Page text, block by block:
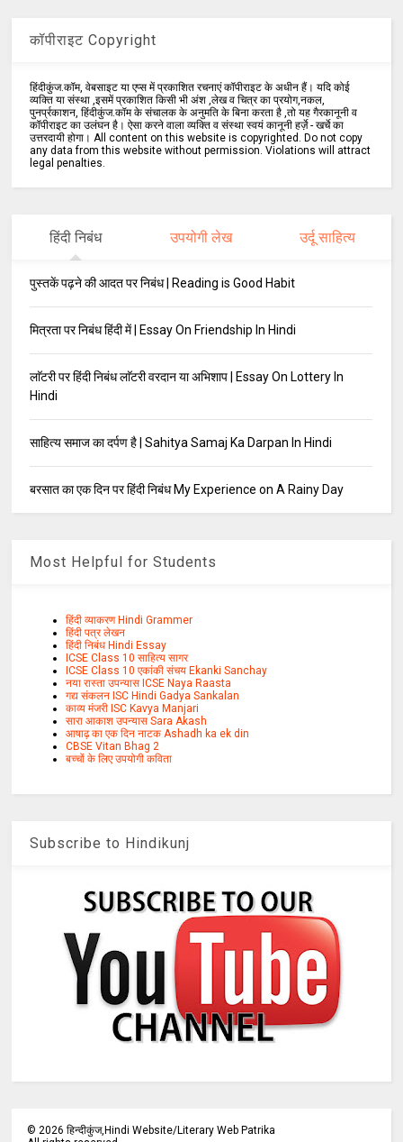
कॉपीराइट Copyright
हिंदीकुंज.कॉम, वेबसाइट या एप्स में प्रकाशित रचनाएं कॉपीराइट के अधीन हैं। यदि कोई
व्यक्ति या संस्था ,इसमें प्रकाशित किसी भी अंश ,लेख व चित्र का प्रयोग,नकल,
पुनर्प्रकाशन, हिंदीकुंज.कॉम के संचालक के अनुमति के बिना करता है ,तो यह गैरकानूनी व
कॉपीराइट का उलंघन है। ऐसा करने वाला व्यक्ति व संस्था स्वयं कानूनी हर्ज़े - खर्चे का
उत्तरदायी होगा। All content on this website is copyrighted. Do not copy
any data from this website without permission. Violations will attract
legal penalties.
हिंदी निबंध उपयोगी लेख उर्दू साहित्य
पुस्तकें पढ़ने की आदत पर निबंध | Reading is Good Habit
मित्रता पर निबंध हिंदी में | Essay On Friendship In Hindi
लाॅटरी पर हिंदी निबंध लाॅटरी वरदान या अभिशाप | Essay On Lottery In
Hindi
साहित्य समाज का दर्पण है | Sahitya Samaj Ka Darpan In Hindi
बरसात का एक दिन पर हिंदी निबंध My Experience on A Rainy Day
Most Helpful for Students
हिंदी व्याकरण Hindi Grammer
हिंदी पत्र लेखन
हिंदी निबंध Hindi Essay
ICSE Class 10 साहित्य सागर
ICSE Class 10 एकांकी संचय Ekanki Sanchay
नया रास्ता उपन्यास ICSE Naya Raasta
गद्य संकलन ISC Hindi Gadya Sankalan
काव्य मंजरी ISC Kavya Manjari
सारा आकाश उपन्यास Sara Akash
आषाढ़ का एक दिन नाटक Ashadh ka ek din
CBSE Vitan Bhag 2
बच्चों के लिए उपयोगी कविता
Subscribe to Hindikunj
©2026 हिन्दीकुंज,Hindi Website/Literary Web Patrika